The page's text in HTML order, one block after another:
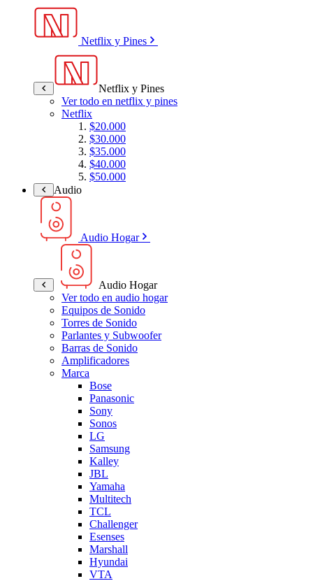
Netflix y Pines
Netflix y Pines
Ver todo en netflix y pines
Netflix
$20.000
$30.000
$35.000
$40.000
$50.000
Audio
Audio Hogar
Audio Hogar
Ver todo en audio hogar
Equipos de Sonido
Torres de Sonido
Parlantes y Subwoofer
Barras de Sonido
Amplificadores
Marca
Bose
Panasonic
Sony
Sonos
LG
Samsung
Kalley
JBL
Yamaha
Multitech
TCL
Challenger
Esenses
Marshall
Hyundai
VTA